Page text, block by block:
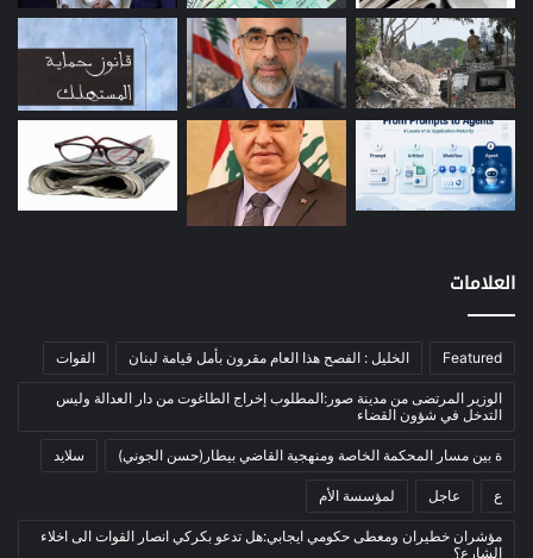
طاقة
مصارف
(168)
معادن
موازنة
نفط
(91)
اتصالات
(26)
الرئيسية
العالم العربي
المحكمة الخاصة
بيئة
أدب وشعر
(133)
إعلام
بروفايل
العلامات
Featured الخليل : الفصح هذا العام مقرون بأمل قيامة لبنان القوات
الوزير المرتضى من مدينة صور:المطلوب إخراج الطاغوت من دار العدالة وليس
التدخل في شؤون القضاء
ة بين مسار المحكمة الخاصة ومنهجية القاضي بيطار(حسن الجوني) سلايد
ع عاجل لمؤسسة الأم
مؤشران خطيران ومعطى حكومي ايجابي:هل تدعو بكركي انصار القوات الى اخلاء
الشارع؟